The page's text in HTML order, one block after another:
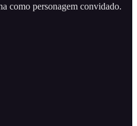
como personagem convidado.